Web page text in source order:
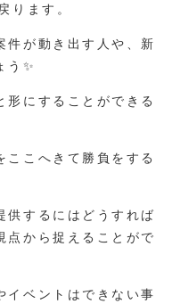
ります。
件が動き出す人や、新
う✨
形にすることができる
ここへきて勝負をする
供するにはどうすれば
点から捉えることがで
イベントはできない事